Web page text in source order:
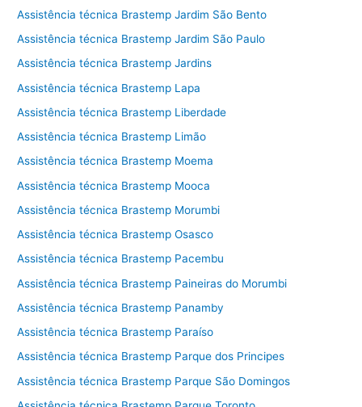
Assistência técnica Brastemp Jardim São Bento
Assistência técnica Brastemp Jardim São Paulo
Assistência técnica Brastemp Jardins
Assistência técnica Brastemp Lapa
Assistência técnica Brastemp Liberdade
Assistência técnica Brastemp Limão
Assistência técnica Brastemp Moema
Assistência técnica Brastemp Mooca
Assistência técnica Brastemp Morumbi
Assistência técnica Brastemp Osasco
Assistência técnica Brastemp Pacembu
Assistência técnica Brastemp Paineiras do Morumbi
Assistência técnica Brastemp Panamby
Assistência técnica Brastemp Paraíso
Assistência técnica Brastemp Parque dos Principes
Assistência técnica Brastemp Parque São Domingos